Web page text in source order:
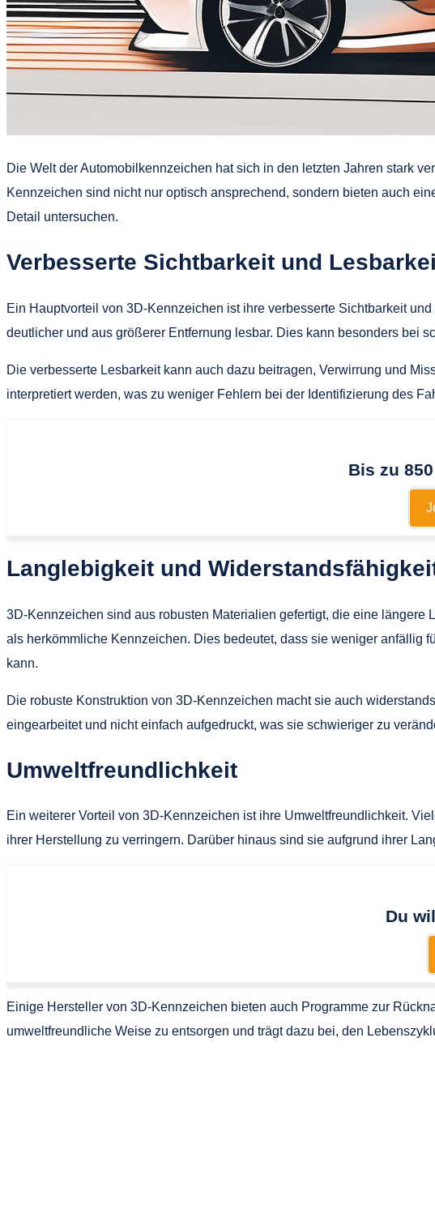
Die Welt der Automobilkennzeichen hat sich in den letzten Jahren stark
Kennzeichen sind nicht nur optisch ansprechend, sondern bieten auch
Detail untersuchen.
Verbesserte Sichtbarkeit und
Ein Hauptvorteil von 3D-Kennzeichen ist ihre verbesserte Sichtbarkeit
deutlicher und aus größerer Entfernung lesbar. Dies kann besonders bei
Die verbesserte Lesbarkeit kann auch dazu beitragen, Verwirrung und
interpretiert werden, was zu weniger Fehlern bei der Identifizierung des
Bis zu
Langlebigkeit und
3D-Kennzeichen sind aus robusten Materialien gefertigt, die eine
als herkömmliche Kennzeichen. Dies bedeutet, dass sie weniger anfällig
kann.
Die robuste Konstruktion von 3D-Kennzeichen macht sie auch
eingearbeitet und nicht einfach aufgedruckt, was sie schwieriger zu
Umweltfreundlichkeit
Ein weiterer Vorteil von 3D-Kennzeichen ist ihre Umweltfreundlichkeit.
ihrer Herstellung zu verringern. Darüber hinaus sind sie aufgrund ihrer
Du
Einige Hersteller von 3D-Kennzeichen bieten auch Programme zur
umweltfreundliche Weise zu entsorgen und trägt dazu bei, den